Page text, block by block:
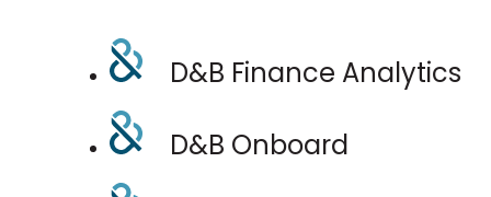
D&B Finance Analytics
D&B Onboard